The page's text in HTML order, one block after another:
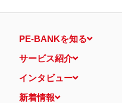
PE-BANKを知る
サービス紹介
インタビュー
新着情報